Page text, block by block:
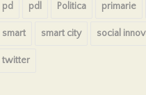
pd pdl Politica primarie
smart smart city social
twitter